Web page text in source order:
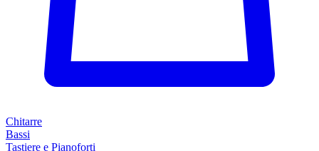
Chitarre
Bassi
Tastiere e Pianoforti